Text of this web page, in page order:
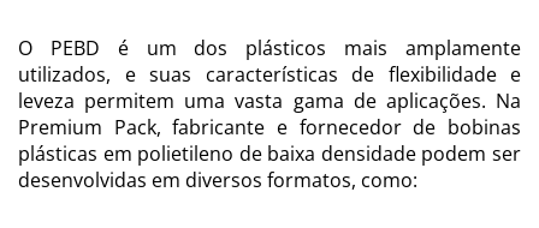
O PEBD é um dos plásticos mais amplamente
utilizados, e suas características de flexibilidade e
leveza permitem uma vasta gama de aplicações. Na
Premium Pack, fabricante e fornecedor de bobinas
plásticas em polietileno de baixa densidade podem ser
desenvolvidas em diversos formatos, como: